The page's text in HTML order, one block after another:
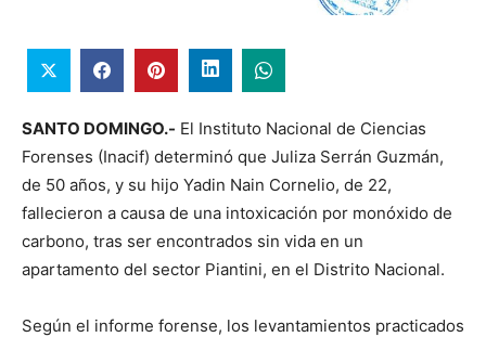
SANTO DOMINGO.- El Instituto Nacional de Ciencias
Forenses (Inacif) determinó que Juliza Serrán Guzmán,
de 50 años, y su hijo Yadin Nain Cornelio, de 22,
fallecieron a causa de una intoxicación por monóxido de
carbono, tras ser encontrados sin vida en un
apartamento del sector Piantini, en el Distrito Nacional.
Según el informe forense, los levantamientos practicados